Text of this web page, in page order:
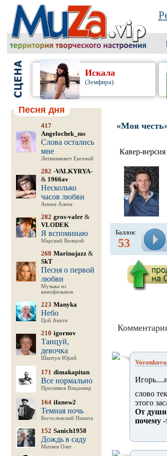
Искала
(Земфира)
Песня дня
417
Angelochek_ms
Слова остались
мне
Литвинкович Евгений
282 -VALKYRYA-
& 1966av
Несколько
часов любви
Апина Алена
282 gros-valer&
VLODEK
Я вспоминаю
Марский Валерий
268 Marinajazz&
SkT
Песня о первой
любви
Музыка из
кинофильмов
223 Manyka
Небо
Цой Анита
210 igornov
Танцуй,
девочка
Шкитун Юрий
171 dimakapitan
Все нормально
Пресняков Владимир
164 ifanow2
Темная ночь
Богословский Никита
152 Sanich1958
Дождь в саду
Митяев Олег
«Моя честь
Кавер-версия
Баллов:
53
Voronkova
слово
этого
От души
почему